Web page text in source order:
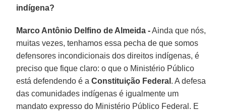
indígena?
Marco Antônio Delfino de Almeida -Ainda que nós,
muitas vezes, tenhamos essa pecha de que somos
defensores incondicionais dos direitos indígenas, é
preciso que fique claro: o que o Ministério Público
está defendendo é a Constituição Federal . A defesa
das comunidades indígenas é igualmente um
mandato expresso do Ministério Público Federal. E